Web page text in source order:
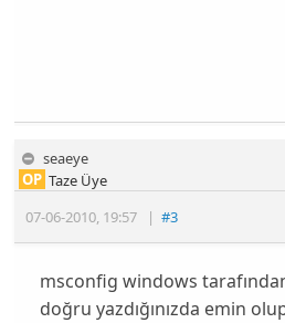
seaeye
07-06-2010, 19:57 |#3
OP Taze Üye
msconfig windows
doğru yazdığınızda emin